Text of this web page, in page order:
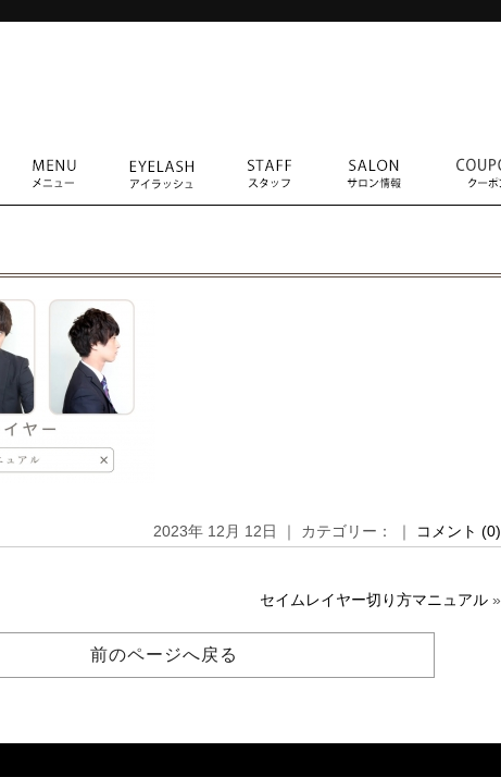
2023年 12月 12日 ｜ カテゴリー： ｜ コメント (0)
セイムレイヤー切り方マニュアル »
前のページへ戻る